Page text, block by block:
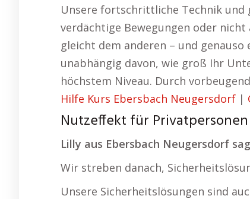
Unsere fortschrittliche Technik und
verdächtige Bewegungen oder
gleicht dem anderen – und
unabhängig davon, wie groß Ihr
höchstem Niveau. Durch
Hilfe Kurs Ebersbach Neugersdorf |
Nutzeffekt für
Lilly aus Ebersbach Neugersdorf
Wir streben danach,
Unsere Sicherheitslösungen sind